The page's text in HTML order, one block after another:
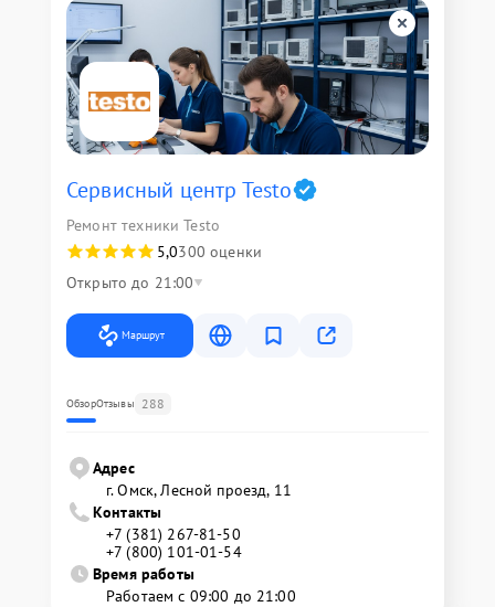
Сервисный центр Testo
Ремонт техники Testo
5,0300 оценки
Открыто до 21:00
Маршрут
ОбзорОтзывы 288
Адрес
г. Омск, ​Лесной проезд, 11
Контакты
+7 (381) 267-81-50
+7 (800) 101-01-54
Время работы
Работаем с 09:00 до 21:00